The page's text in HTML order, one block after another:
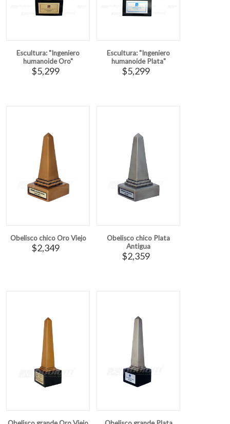
Escultura: "Ingeniero
humanoide Oro"
$5,299
Escultura: "Ingeniero
humanoide Plata"
$5,299
Obelisco chico Oro Viejo
$2,349
Obelisco chico Plata
Antigua
$2,359